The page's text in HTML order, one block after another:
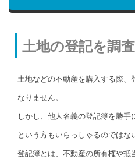
土地の登記を調
土地などの不動産を購入する際
なりません。
しかし、他人名義の登記簿を勝
という方もいらっしゃるのではな
登記簿とは、不動産の所有権や抵